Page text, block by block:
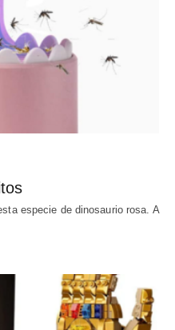
especie de dinosaurio rosa. A